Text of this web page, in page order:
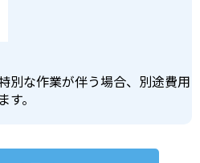
別な作業が伴う場合、別途費用
。